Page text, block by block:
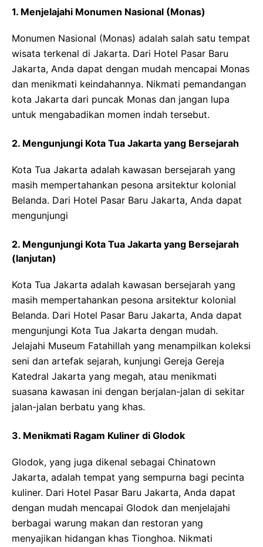
1. Menjelajahi Monumen Nasional (Monas)
Monumen Nasional (Monas) adalah salah satu tempat
wisata terkenal di Jakarta. Dari Hotel Pasar Baru
Jakarta, Anda dapat dengan mudah mencapai Monas
dan menikmati keindahannya. Nikmati pemandangan
kota Jakarta dari puncak Monas dan jangan lupa
untuk mengabadikan momen indah tersebut.
2. Mengunjungi Kota Tua Jakarta yang Bersejarah
Kota Tua Jakarta adalah kawasan bersejarah yang
masih mempertahankan pesona arsitektur kolonial
Belanda. Dari Hotel Pasar Baru Jakarta, Anda dapat
mengunjungi
2. Mengunjungi Kota Tua Jakarta yang Bersejarah
(lanjutan)
Kota Tua Jakarta adalah kawasan bersejarah yang
masih mempertahankan pesona arsitektur kolonial
Belanda. Dari Hotel Pasar Baru Jakarta, Anda dapat
mengunjungi Kota Tua Jakarta dengan mudah.
Jelajahi Museum Fatahillah yang menampilkan koleksi
seni dan artefak sejarah, kunjungi Gereja Gereja
Katedral Jakarta yang megah, atau menikmati
suasana kawasan ini dengan berjalan-jalan di sekitar
jalan-jalan berbatu yang khas.
3. Menikmati Ragam Kuliner di Glodok
Glodok, yang juga dikenal sebagai Chinatown
Jakarta, adalah tempat yang sempurna bagi pecinta
kuliner. Dari Hotel Pasar Baru Jakarta, Anda dapat
dengan mudah mencapai Glodok dan menjelajahi
berbagai warung makan dan restoran yang
menyajikan hidangan khas Tionghoa. Nikmati